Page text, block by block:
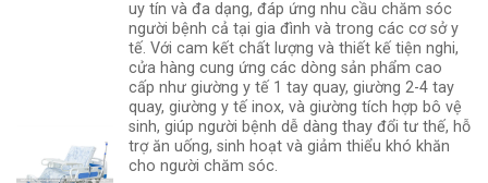
uy tín và đa dạng, đáp ứng nhu cầu chăm sóc
người bệnh cả tại gia đình và trong các cơ sở y
tế. Với cam kết chất lượng và thiết kế tiện nghi,
cửa hàng cung ứng các dòng sản phẩm cao
cấp như giường y tế 1 tay quay, giường 2-4 tay
quay, giường y tế inox, và giường tích hợp bô vệ
sinh, giúp người bệnh dễ dàng thay đổi tư thế, hỗ
trợ ăn uống, sinh hoạt và giảm thiểu khó khăn
cho người chăm sóc.